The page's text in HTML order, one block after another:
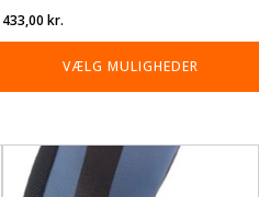
433,00kr.
VÆLG MULIGHEDER
Dette
vare